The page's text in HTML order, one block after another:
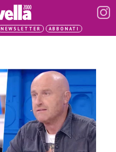
NEWSLETTER ABBONATI